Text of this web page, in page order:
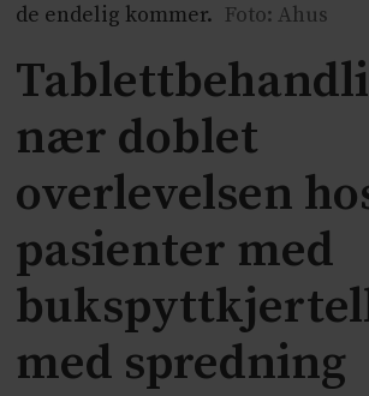
de endelig kommer. Foto: Ahus
nær doblet
overlevelsen
pasienter med
med spredning